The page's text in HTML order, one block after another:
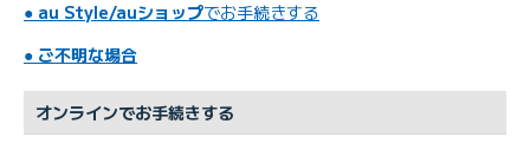
● au Style/auショップでお手続きする
● ご不明な場合
オンラインでお手続きする